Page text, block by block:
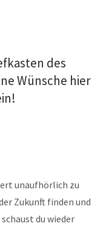
des
Wünsche hier
unaufhörlich zu
Zukunft finden und
du wieder